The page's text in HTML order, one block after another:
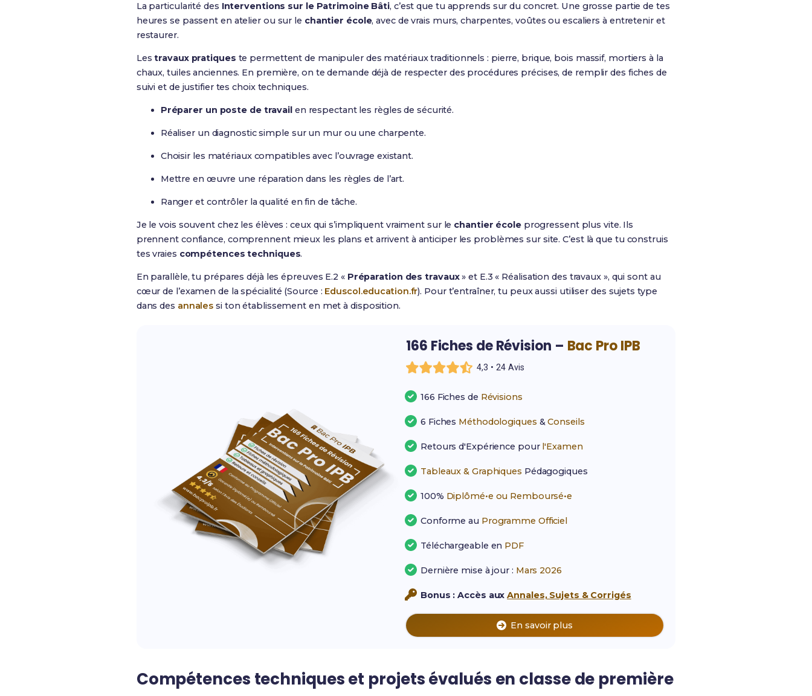
La particularité des Interventions sur le Patrimoine Bâti, c’est que tu apprends sur du concret. Une grosse partie de tes
heures se passent en atelier ou sur le chantier école, avec de vrais murs, charpentes, voûtes ou escaliers à entretenir et
restaurer.
Lestravaux pratiques te permettent de manipuler des matériaux traditionnels : pierre, brique, bois massif, mortiers à la
chaux, tuiles anciennes. En première, on te demande déjà de respecter des procédures précises, de remplir des fiches de
suivi et de justifier tes choix techniques.
Préparer un poste de travailen respectant les règles de sécurité.
Réaliser un diagnostic simple sur un mur ou une charpente.
Choisir les matériaux compatibles avec l’ouvrage existant.
Mettre en œuvre une réparation dans les règles de l’art.
Ranger et contrôler la qualité en fin de tâche.
Je le vois souvent chez les élèves : ceux qui s’impliquent vraiment sur le chantier écoleprogressent plus vite. Ils
prennent confiance, comprennent mieux les plans et arrivent à anticiper les problèmes sur site. C’est là que tu construis
tes vraies compétences techniques.
En parallèle, tu prépares déjà les épreuves E.2 « Préparation des travaux» et E.3 « Réalisation des travaux », qui sont au
cœur de l’examen de la spécialité (Source : Eduscol.education.fr). Pour t’entraîner, tu peux aussi utiliser des sujets type
dans des annales si ton établissement en met à disposition.
166 Fiches de Révision – Bac Pro IPB
4,3 • 24 Avis
166 Fiches de Révisions
6 Fiches Méthodologiques &Conseils
Retours d'Expérience pour l'Examen
Tableaux & Graphiques Pédagogiques
100% Diplômé•e ou Remboursé•e
Conforme au Programme Officiel
Téléchargeable en PDF
Dernière mise à jour : Mars 2026
Bonus : Accès auxAnnales, Sujets & Corrigés
En savoir plus
Compétences techniques et projets évalués en classe de première